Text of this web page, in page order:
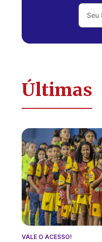
Últimas
VALE O ACESSO!